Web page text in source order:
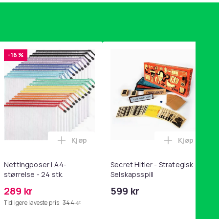
- mage- og kjernetrening, yoga og
AG10 / LR1130 / LR54 / 189 / 10-pakning PKcell i
-16 %
Nettingposer i A4-
størrelse - 24 stk.
289 kr
Tidligere laveste pris: 344 kr
Legg Nettingposer i A4-størrelse - 24
Kjøp
Secret Hitler - Strategisk
Selskapsspill
599 kr
Legg
Kjøp